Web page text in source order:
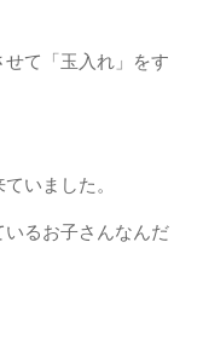
て「玉入れ」をす
いました。
るお子さんなんだ